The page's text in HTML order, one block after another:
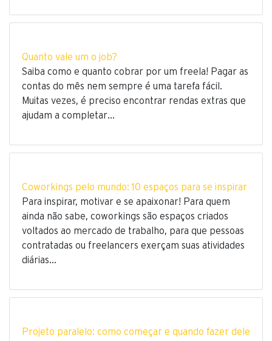
Quanto vale um o job?
Saiba como e quanto cobrar por um freela! Pagar as
contas do mês nem sempre é uma tarefa fácil.
Muitas vezes, é preciso encontrar rendas extras que
ajudam a completar…
Coworkings pelo mundo: 10 espaços para se inspirar
Para inspirar, motivar e se apaixonar! Para quem
ainda não sabe, coworkings são espaços criados
voltados ao mercado de trabalho, para que pessoas
contratadas ou freelancers exerçam suas atividades
diárias…
Projeto paralelo: como começar e quando fazer dele